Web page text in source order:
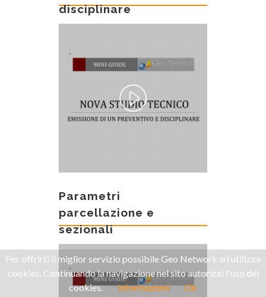
disciplinare
Parametri
parcellazione e
sezionali
Per offrirti il miglior servizio possibile Geo Network srl utilizza
cookies. Continuando la navigazione nel sito autorizzi l'uso dei
cookies.
Informazioni Ok